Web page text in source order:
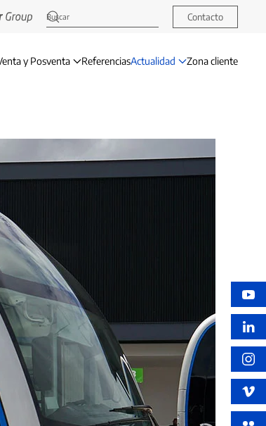
Contacto
y Posventa ReferenciasActualidad Zona cliente